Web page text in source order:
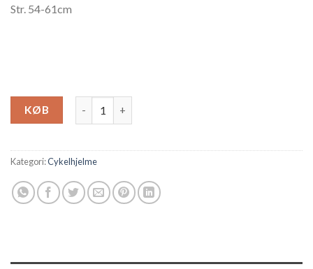
Str. 54-61cm
KØB
Kategori:Cykelhjelme